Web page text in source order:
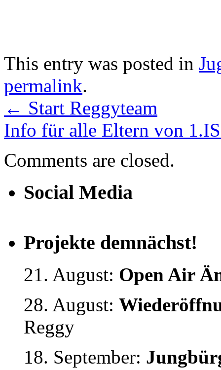
This entry was posted in
permalink.
← Start Reggyteam
Info für alle Eltern von
Comments are closed.
Social Media
Projekte demnächst!
21. August: Open Air
28. August:
Reggy
18. September: